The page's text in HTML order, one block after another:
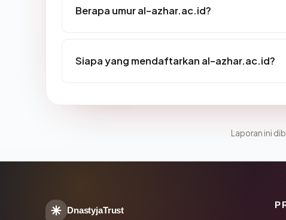
Berapa umur al-azhar.ac.id?
Siapa yang mendaftarkan al-azhar.ac.id?
Laporan ini
DnastyjaTrust